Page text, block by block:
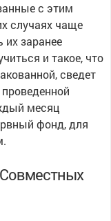
с этим
случаях чаще
их заранее
и такое, что
сведет
месяц
фонд, для